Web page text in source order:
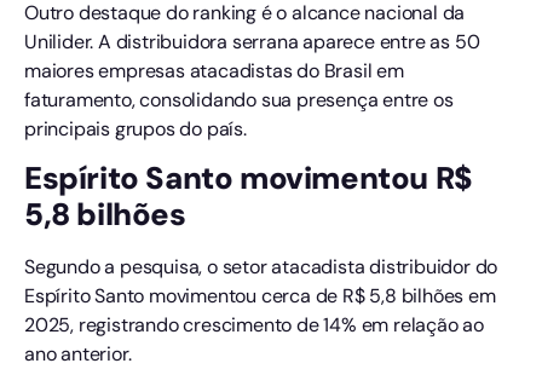
Outro destaque do ranking é o alcance nacional da
Unilider. A distribuidora serrana aparece entre as 50
maiores empresas atacadistas do Brasil em
faturamento, consolidando sua presença entre os
principais grupos do país.
Espírito Santo movimentou R$
5,8 bilhões
Segundo a pesquisa, o setor atacadista distribuidor do
Espírito Santo movimentou cerca de R$ 5,8 bilhões em
2025, registrando crescimento de 14% em relação ao
ano anterior.